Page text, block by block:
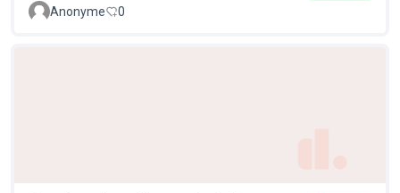
Anonyme
0